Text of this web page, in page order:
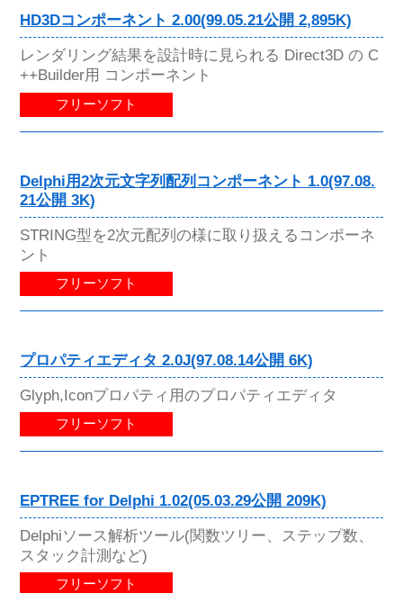
HD3Dコンポーネント 2.00(99.05.21公開 2,895K)
レンダリング結果を設計時に見られる Direct3D の C
++Builder用 コンポーネント
フリーソフト
Delphi用2次元文字列配列コンポーネント 1.0(97.08.
21公開 3K)
STRING型を2次元配列の様に取り扱えるコンポーネ
ント
フリーソフト
プロパティエディタ 2.0J(97.08.14公開 6K)
Glyph,Iconプロパティ用のプロパティエディタ
フリーソフト
EPTREE for Delphi 1.02(05.03.29公開 209K)
Delphiソース解析ツール(関数ツリー、ステップ数、
スタック計測など)
フリーソフト